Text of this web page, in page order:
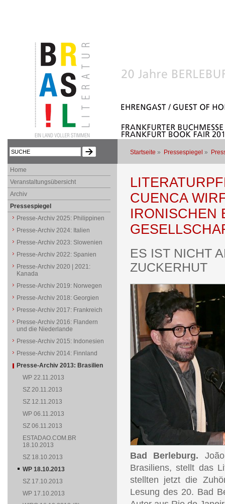
Startseite » Pressespiegel »
CUENCA
IRONISCHEN
ES IST NICHT
ZUCKERHUT
Bad Berleburg.
Brasiliens, stellt das
stellten jetzt die
Lesung des 20. Bad
Home
Veranstaltungsübersicht
Archiv
Pressespiegel
Presse-Archiv 2025: Philippinen
Presse-Archiv 2024: Italien
Presse-Archiv 2023: Slowenien
Presse-Archiv 2022: Spanien
Presse-Archiv 2020 | 2021:
Kanada
Presse-Archiv 2019: Norwegen
Presse-Archiv 2018: Georgien
Presse-Archiv 2017: Frankreich
Presse-Archiv 2016: Flandern
und die Niederlande
Presse-Archiv 2015: Indonesien
Presse-Archiv 2014: Finnland
Presse-Archiv 2013: Brasilien
WP 22.11.2013
SZ 20.11.2013
SZ 12.11.2013
WP 06.11.2013
SZ 06.11.2013
ESTADAO.COM.BR
18.10.2013
SZ 18.10.2013
WP 18.10.2013
SZ 17.10.2013
WP 17.10.2013